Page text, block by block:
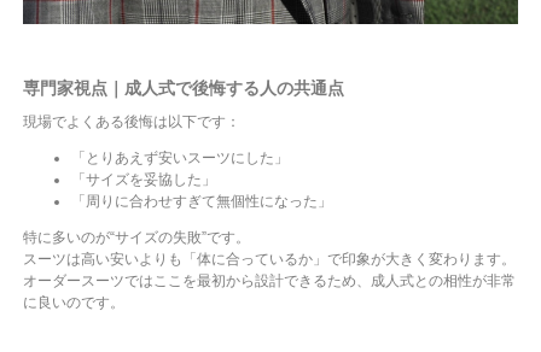
専門家視点｜成人式で後悔する人の共通点
現場でよくある後悔は以下です：
「とりあえず安いスーツにした」
「サイズを妥協した」
「周りに合わせすぎて無個性になった」
特に多いのが“サイズの失敗”です。
スーツは高い安いよりも「体に合っているか」で印象が大きく変わります。
オーダースーツではここを最初から設計できるため、成人式との相性が非常
に良いのです。